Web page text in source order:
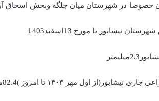
در شهرستان میان جلگه وبخش اسحاق آباد شهرستان
نیشابور تا مورخ 13اسفند1403
اول مهر ۱۴۰۳ تا امروز )82.4میلیمتر